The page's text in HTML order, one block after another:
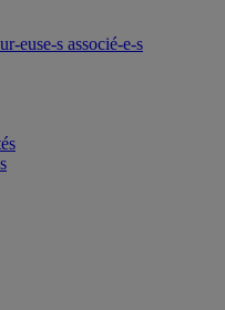
euse-s associé-e-s